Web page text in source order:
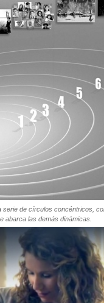
de círculos concéntricos,
abarca las demás dinámicas.